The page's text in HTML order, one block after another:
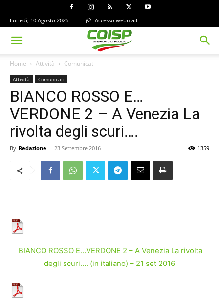
Lunedì, 10 Agosto 2026 Accesso webmail
Home Attività Comunicati
Attività Comunicati
BIANCO ROSSO E…
VERDONE 2 – A Venezia La
rivolta degli scuri….
By Redazione - 23 Settembre 2016 1359
BIANCO ROSSO E…VERDONE 2 – A Venezia La rivolta
degli scuri…. (in italiano) – 21 set 2016